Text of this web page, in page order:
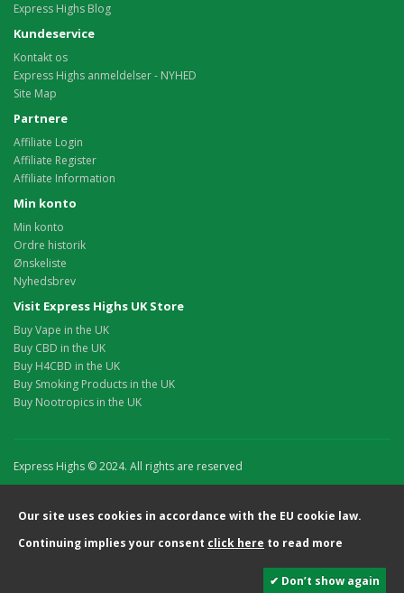
Express Highs Blog
Kundeservice
Kontakt os
Express Highs anmeldelser - NYHED
Site Map
Partnere
Affiliate Login
Affiliate Register
Affiliate Information
Min konto
Min konto
Ordre historik
Ønskeliste
Nyhedsbrev
Visit Express Highs UK Store
Buy Vape in the UK
Buy CBD in the UK
Buy H4CBD in the UK
Buy Smoking Products in the UK
Buy Nootropics in the UK
Express Highs © 2024. All rights are reserved
Our site uses cookies in accordance with the EU cookie law.
Continuing implies your consent click here to read more
✔ Don’t show again